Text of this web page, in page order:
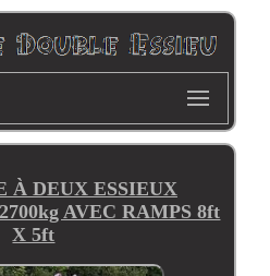
À DEUX ESSIEUX
AVEC RAMPS 8ft
X 5ft